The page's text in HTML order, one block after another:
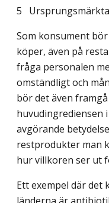
5
Som konsument
köper, även på
fråga personalen
omständligt och
bör det även
huvudingrediensen
avgörande
restprodukter man
hur villkoren ser ut
Ett exempel där det